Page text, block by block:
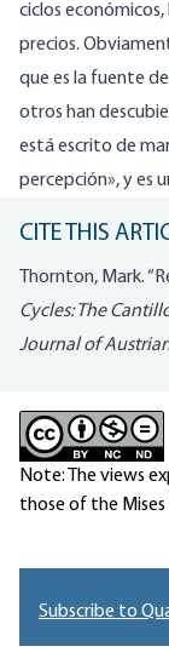
ciclos económicos,
precios.
que es la fuente
otros han
está escrito de
percepción», y es
CITE THIS
Thornton, Mark.
Cycles: The
Journal of
Note: The views
those of the
Subscribe to